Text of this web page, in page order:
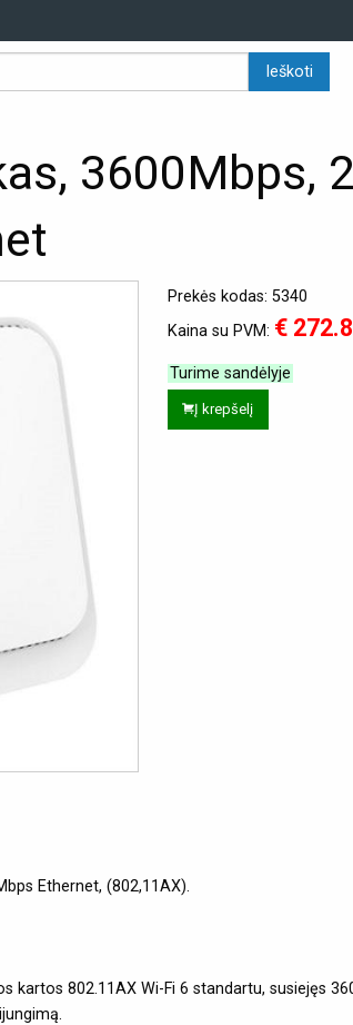
3600Mbps,
Prekės kodas: 5340
Kaina su PVM: €
Turime sandėlyje
Į krepšelį
Ethernet, (802,11AX).
kartos 802.11AX Wi-Fi 6 standartu, susiejęs